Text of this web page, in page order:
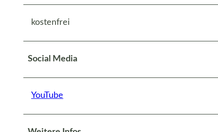
kostenfrei
Social Media
YouTube